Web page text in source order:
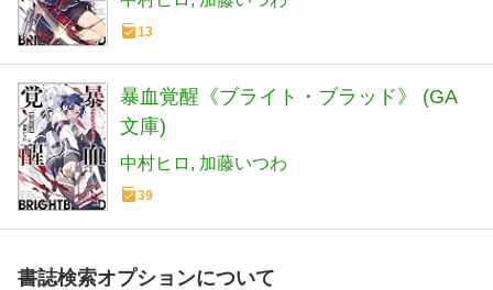
13
暴血覚醒《ブライト・ブラッド》 (GA
文庫)
中村ヒロ 加藤いつわ
39
書誌検索オプションについて